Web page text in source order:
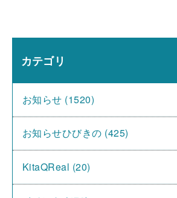
カテゴリ
お知らせ (1520)
お知らせひびきの (425)
KitaQReal (20)